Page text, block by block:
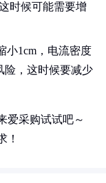
时候可能需要增
小1cm，电流密度
险，这时候要减少
爱采购试试吧～
！